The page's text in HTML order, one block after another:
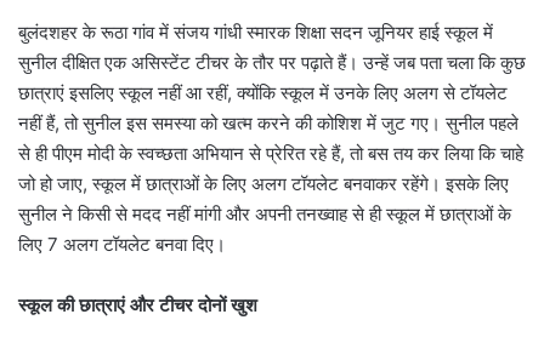
बुलंदशहर के रूठा गांव में संजय गांधी स्मारक शिक्षा सदन जूनियर हाई स्कूल में
सुनील दीक्षित एक असिस्टेंट टीचर के तौर पर पढ़ाते हैं। उन्हें जब पता चला कि कुछ
छात्राएं इसलिए स्कूल नहीं आ रहीं, क्योंकि स्कूल में उनके लिए अलग से टॉयलेट
नहीं हैं, तो सुनील इस समस्या को खत्म करने की कोशिश में जुट गए। सुनील पहले
से ही पीएम मोदी के स्वच्छता अभियान से प्रेरित रहे हैं, तो बस तय कर लिया कि चाहे
जो हो जाए, स्कूल में छात्राओं के लिए अलग टॉयलेट बनवाकर रहेंगे। इसके लिए
सुनील ने किसी से मदद नहीं मांगी और अपनी तनख्वाह से ही स्कूल में छात्राओं के
लिए 7 अलग टॉयलेट बनवा दिए।
स्कूल की छात्राएं और टीचर दोनों खुश